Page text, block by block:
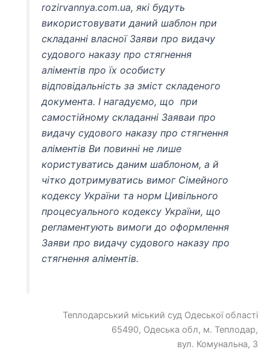
rozirvannya.com.ua, які будуть
використовувати даний шаблон при
складанні власної Заяви про видачу
судового наказу про стягнення
аліментів про їх особисту
відповідальність за зміст складеного
документа. І нагадуємо, що при
самостійному складанні Заяваи про
видачу судового наказу про стягнення
аліментів Ви повинні не лише
користуватись даним шаблоном, а й
чітко дотримуватись вимог Сімейного
кодексу України та норм Цивільного
процесуального кодексу України, що
регламентують вимоги до оформлення
Заяви про видачу судового наказу про
стягнення аліментів.
Теплодарський міський суд Одеської області
65490, Одеська обл, м. Теплодар,
вул. Комунальна, З